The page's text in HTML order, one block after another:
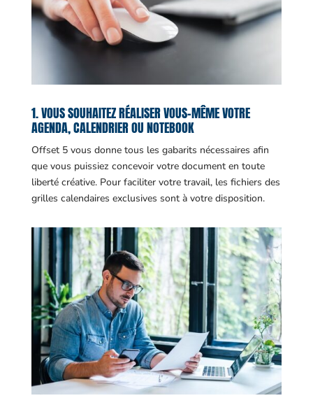
1. VOUS SOUHAITEZ RÉALISER VOUS-MÊME VOTRE
AGENDA, CALENDRIER OU NOTEBOOK
Offset 5 vous donne tous les gabarits nécessaires afin
que vous puissiez concevoir votre document en toute
liberté créative. Pour faciliter votre travail, les fichiers des
grilles calendaires exclusives sont à votre disposition.